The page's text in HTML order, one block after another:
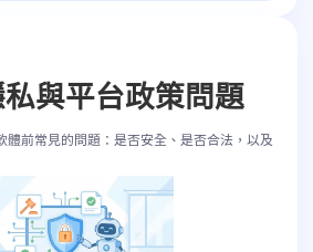
與平台政策問題
體前常見的問題：是否安全、是否合法，以及